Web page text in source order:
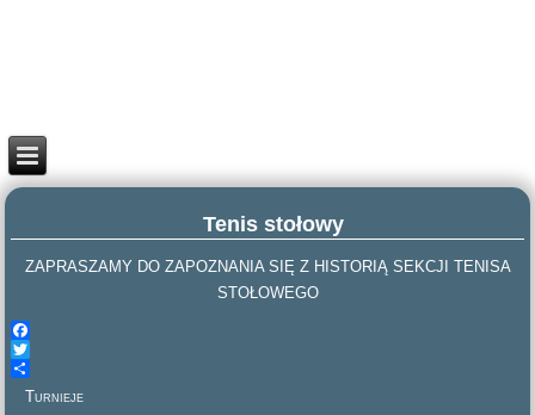
Tenis stołowy
ZAPRASZAMY DO ZAPOZNANIA SIĘ Z HISTORIĄ SEKCJI TENISA
STOŁOWEGO
Turnieje